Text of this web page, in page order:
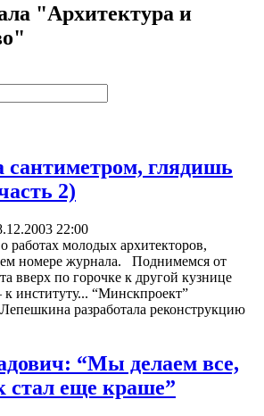
"Архитектура и
сантиметром, глядишь
2)
22:00
работах молодых архитекторов,
номере журнала. Поднимемся от
вверх по горочке к другой кузнице
институту... “Минскпроект”
разработала реконструкцию
“Мы делаем все,
еще краше”